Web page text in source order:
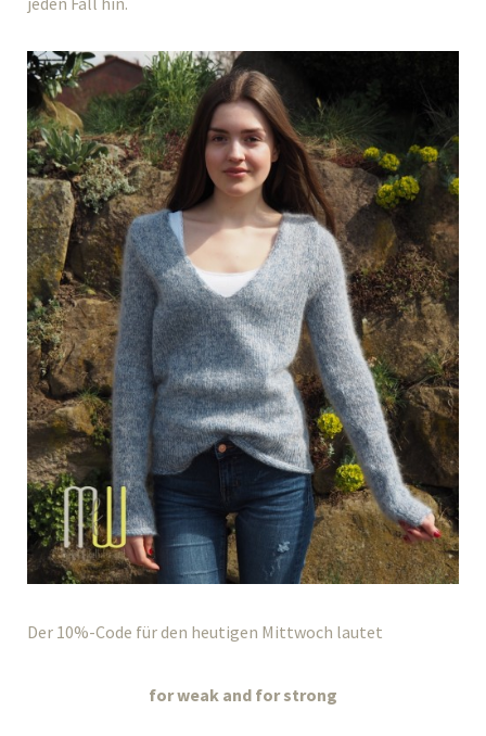
Der 10%-Code für den heutigen Mittwoch lautet
for weak and for strong